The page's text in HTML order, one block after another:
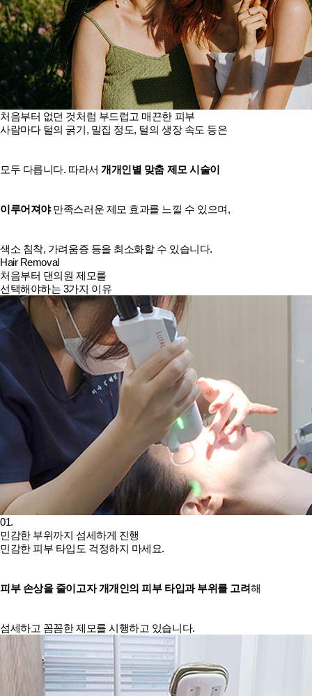
처음부터 없던 것처럼 부드럽고 매끈한 피부
사람마다 털의 굵기, 밀집 정도, 털의 생장 속도 등은
모두 다릅니다. 따라서개개인별 맞춤 제모 시술이
이루어져야만족스러운 제모 효과를 느낄 수 있으며,
색소 침착, 가려움증 등을 최소화할 수 있습니다.
Hair Removal
처음부터 댄의원 제모를
선택해야하는 3가지 이유
01.
민감한 부위까지 섬세하게 진행
민감한 피부 타입도 걱정하지 마세요.
피부 손상을 줄이고자 개개인의 피부 타입과 부위를 고려해
섬세하고 꼼꼼한 제모를 시행하고 있습니다.